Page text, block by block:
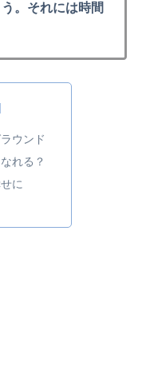
。それには時間
ウンド
れる？
に